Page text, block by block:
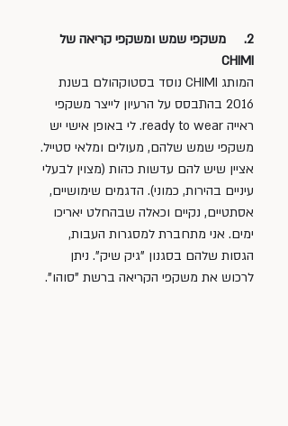
2.     משקפי שמש ומשקפי קריאה של
CHIMI
המותג CHIMI נוסד בסטוקהולם בשנת
2016 בהתבסס על הרעיון לייצר משקפי
ראייה ready to wear. לי באופן אישי יש
משקפי שמש שלהם, מעולים ומלאי סטייל.
אציין שיש להם עדשות כהות (מצוין לבעלי
עיניים בהירות, כמוני). הדגמים שימושיים,
אסתטיים, נקיים וכאלה שבהחלט יאריכו
ימים. אני מתחברת למסגרות העבות,
הגסות שלהם בסגנון "גיק שיק". ניתן
לרכוש את משקפי הקריאה ברשת "סוהו".